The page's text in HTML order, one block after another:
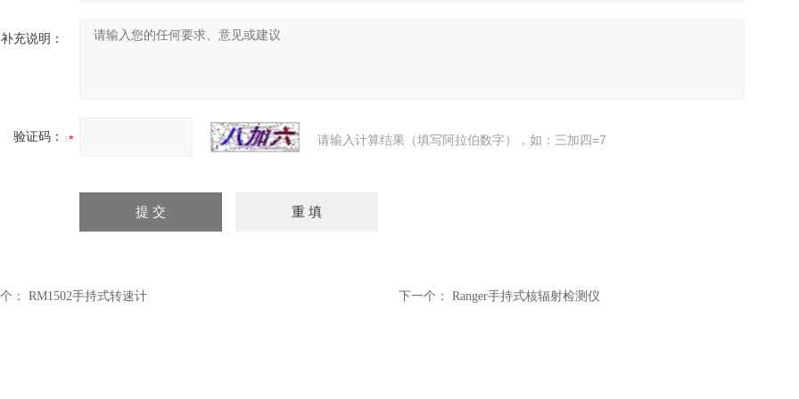
补充说明：
验证码： 请输入计算结果（填写阿拉伯数字），如：三加四=7
： RM1502手持式转速计 下一个： Ranger手持式核辐射检测仪